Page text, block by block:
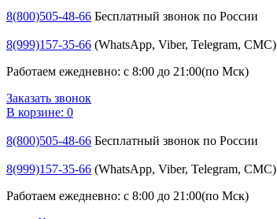
8(800)505-48-66 Бесплатный звонок по России
8(999)157-35-66 (WhatsApp, Viber, Telegram, СМС)
Работаем ежедневно: с 8:00 до 21:00(по Мск)
Заказать звонок
В корзине: 0
8(800)505-48-66 Бесплатный звонок по России
8(999)157-35-66 (WhatsApp, Viber, Telegram, СМС)
Работаем ежедневно: с 8:00 до 21:00(по Мск)